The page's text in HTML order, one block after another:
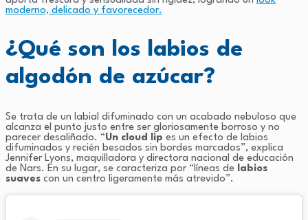
moderno, delicado y favorecedor.
¿Qué son los labios de
algodón de azúcar?
Se trata de un labial difuminado con un acabado nebuloso que
alcanza el punto justo entre ser gloriosamente borroso y no
parecer desaliñado. “Un cloud lip es un efecto de labios
difuminados y recién besados sin bordes marcados”, explica
Jennifer Lyons, maquilladora y directora nacional de educación
de Nars. En su lugar, se caracteriza por “líneas de labios
suaves con un centro ligeramente más atrevido”.